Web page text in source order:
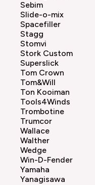
Sebim
Slide-o-mix
Spacefiller
Stagg
Stomvi
Stork Custom
Superslick
Tom Crown
Tom&Will
Ton Kooiman
Tools4Winds
Trombotine
Trumcor
Wallace
Walther
Wedge
Win-D-Fender
Yamaha
Yanagisawa